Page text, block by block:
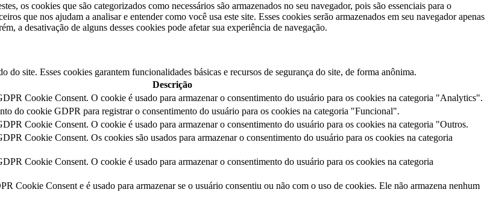
os cookies que são categorizados como necessários são armazenados no seu navegador, pois são essenciais para o
que nos ajudam a analisar e entender como você usa este site. Esses cookies serão armazenados em seu navegador apenas
a desativação de alguns desses cookies pode afetar sua experiência de navegação.
do site. Esses cookies garantem funcionalidades básicas e recursos de segurança do site, de forma anônima.
Descrição
Cookie Consent. O cookie é usado para armazenar o consentimento do usuário para os cookies na categoria "Analytics".
do cookie GDPR para registrar o consentimento do usuário para os cookies na categoria "Funcional".
Cookie Consent. O cookie é usado para armazenar o consentimento do usuário para os cookies na categoria "Outros.
Cookie Consent. Os cookies são usados para armazenar o consentimento do usuário para os cookies na categoria
Cookie Consent. O cookie é usado para armazenar o consentimento do usuário para os cookies na categoria
Cookie Consent e é usado para armazenar se o usuário consentiu ou não com o uso de cookies. Ele não armazena nenhum